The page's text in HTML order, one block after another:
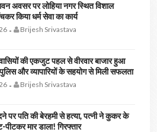
अवसर पर लोहिया नगर स्थित विशाल
किया धर्म सेवा का कार्य
- Brijesh Srivastava
की एकजुट पहल से वीरवार बाजार हुआ
और व्यापारियों के सहयोग से मिली सफलता
- Brijesh Srivastava
पर पति की बेरहमी से हत्या, पत्नी ने कुकर के
मार डाला! गिरफ्तार